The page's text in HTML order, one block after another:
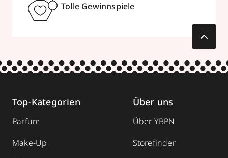
Tolle Gewinnspiele
Top-Kategorien
Parfum
Make-Up
Über uns
Über YBPN
Storefinder